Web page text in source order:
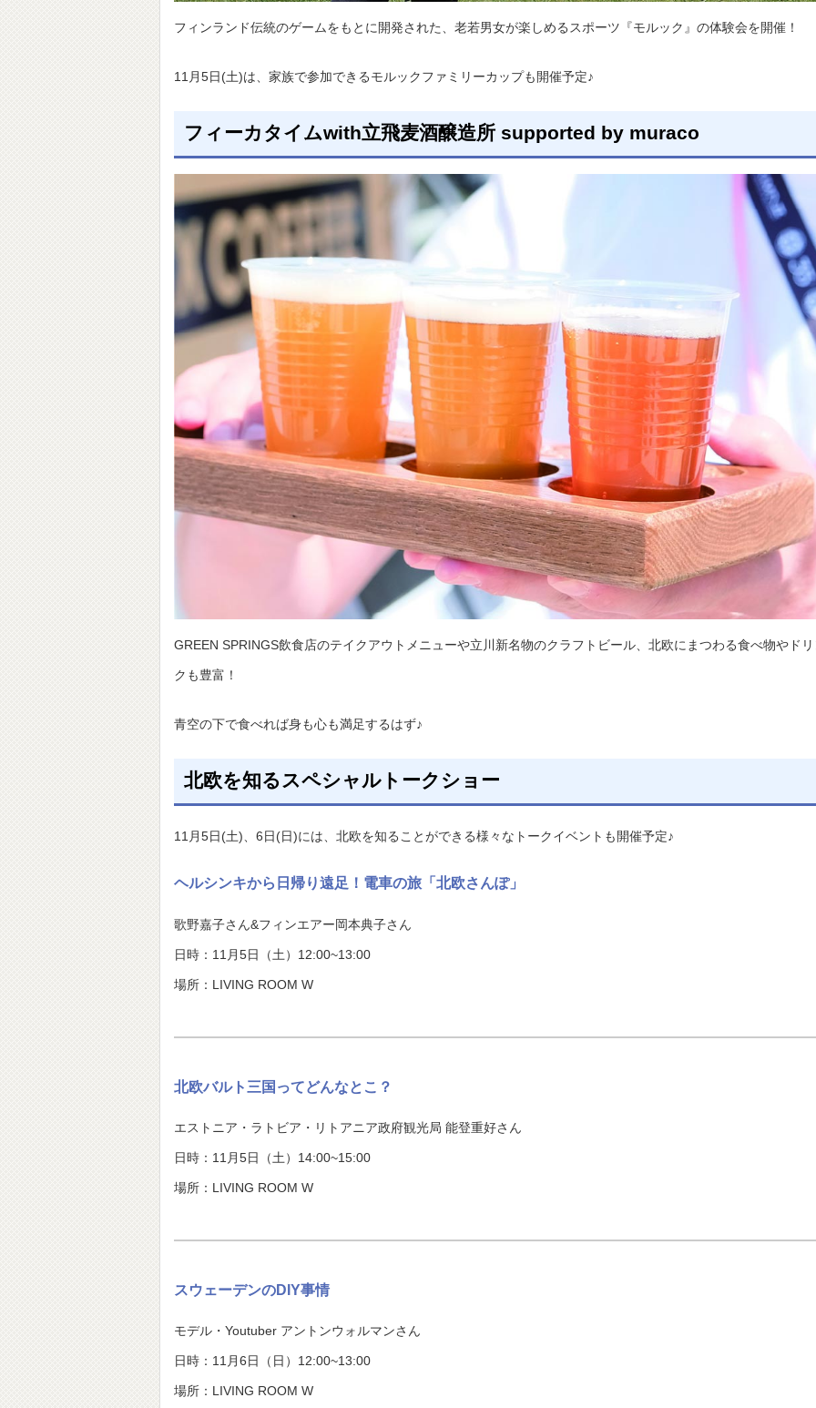
フィンランド伝統のゲームをもとに開発された、老若男女が楽しめるスポーツ『モルック』の体験会を開催！
11月5日(土)は、家族で参加できるモルックファミリーカップも開催予定♪
フィーカタイムwith立飛麦酒醸造所 supported by muraco
GREEN SPRINGS飲食店のテイクアウトメニューや立川新名物のクラフトビール、北欧にまつわる食べ物やド
クも豊富！
青空の下で食べれば身も心も満足するはず♪
北欧を知るスペシャルトークショー
11月5日(土)、6日(日)には、北欧を知ることができる様々なトークイベントも開催予定♪
ヘルシンキから日帰り遠足！電車の旅「北欧さんぽ」
歌野嘉子さん&フィンエアー岡本典子さん
日時：11月5日（土）12:00~13:00
場所：LIVING ROOM W
北欧バルト三国ってどんなとこ？
エストニア・ラトビア・リトアニア政府観光局 能登重好さん
日時：11月5日（土）14:00~15:00
場所：LIVING ROOM W
スウェーデンのDIY事情
モデル・Youtuber アントンウォルマンさん
日時：11月6日（日）12:00~13:00
場所：LIVING ROOM W